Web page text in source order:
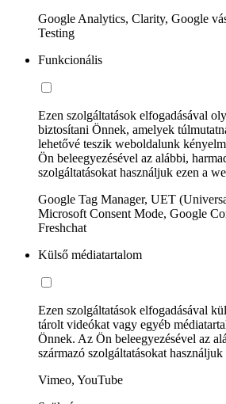
Google Analytics, Clarity, Google
Testing
Funkcionális
Ezen szolgáltatások elfogadásával
biztosítani Önnek, amelyek
lehetővé teszik weboldalunk
Ön beleegyezésével az alábbi,
szolgáltatásokat használjuk ezen a
Google Tag Manager, UET
Microsoft Consent Mode, Google
Freshchat
Külső médiatartalom
Ezen szolgáltatások elfogadásával
tárolt videókat vagy egyéb
Önnek. Az Ön beleegyezésével az
származó szolgáltatásokat
Vimeo, YouTube